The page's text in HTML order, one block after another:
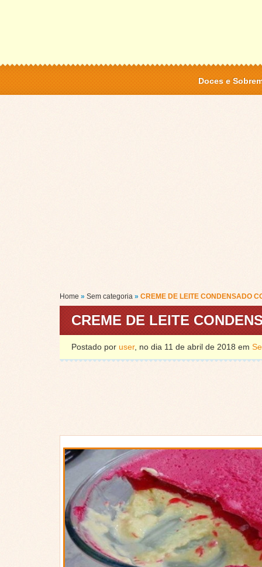
Doces e
Home » Sem categoria » CREME DE LEITE CONDENSADO
CREME DE LEITE
Postado por user, no dia 11 de abril de 2018 em